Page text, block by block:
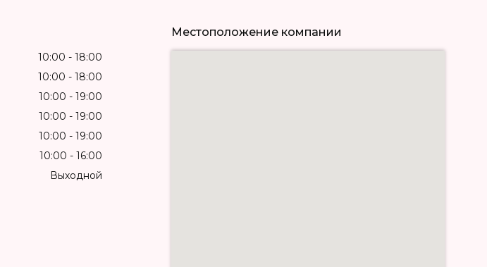
10:00
18:00
10:00
18:00
10:00
19:00
10:00
19:00
10:00
19:00
10:00
16:00
Выходной
Местоположение компании